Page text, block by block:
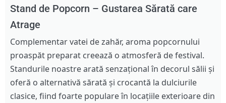
Stand de Popcorn – Gustarea Sărată care
Atrage
Complementar vatei de zahăr, aroma popcornului
proaspăt preparat creează o atmosferă de festival.
Standurile noastre arată senzațional în decorul sălii și
oferă o alternativă sărată și crocantă la dulciurile
clasice, fiind foarte populare în locațiile exterioare din